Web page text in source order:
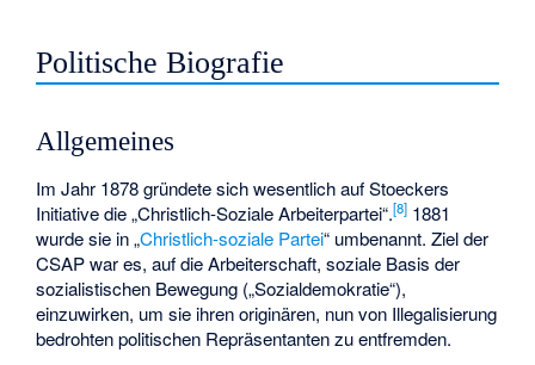
Politische Biografie
Allgemeines
Im Jahr 1878 gründete sich wesentlich auf Stoeckers
Initiative die „Christlich-Soziale Arbeiterpartei“.[8] 1881
wurde sie in „Christlich-soziale Partei“ umbenannt. Ziel der
CSAP war es, auf die Arbeiterschaft, soziale Basis der
sozialistischen Bewegung („Sozialdemokratie“),
einzuwirken, um sie ihren originären, nun von Illegalisierung
bedrohten politischen Repräsentanten zu entfremden.